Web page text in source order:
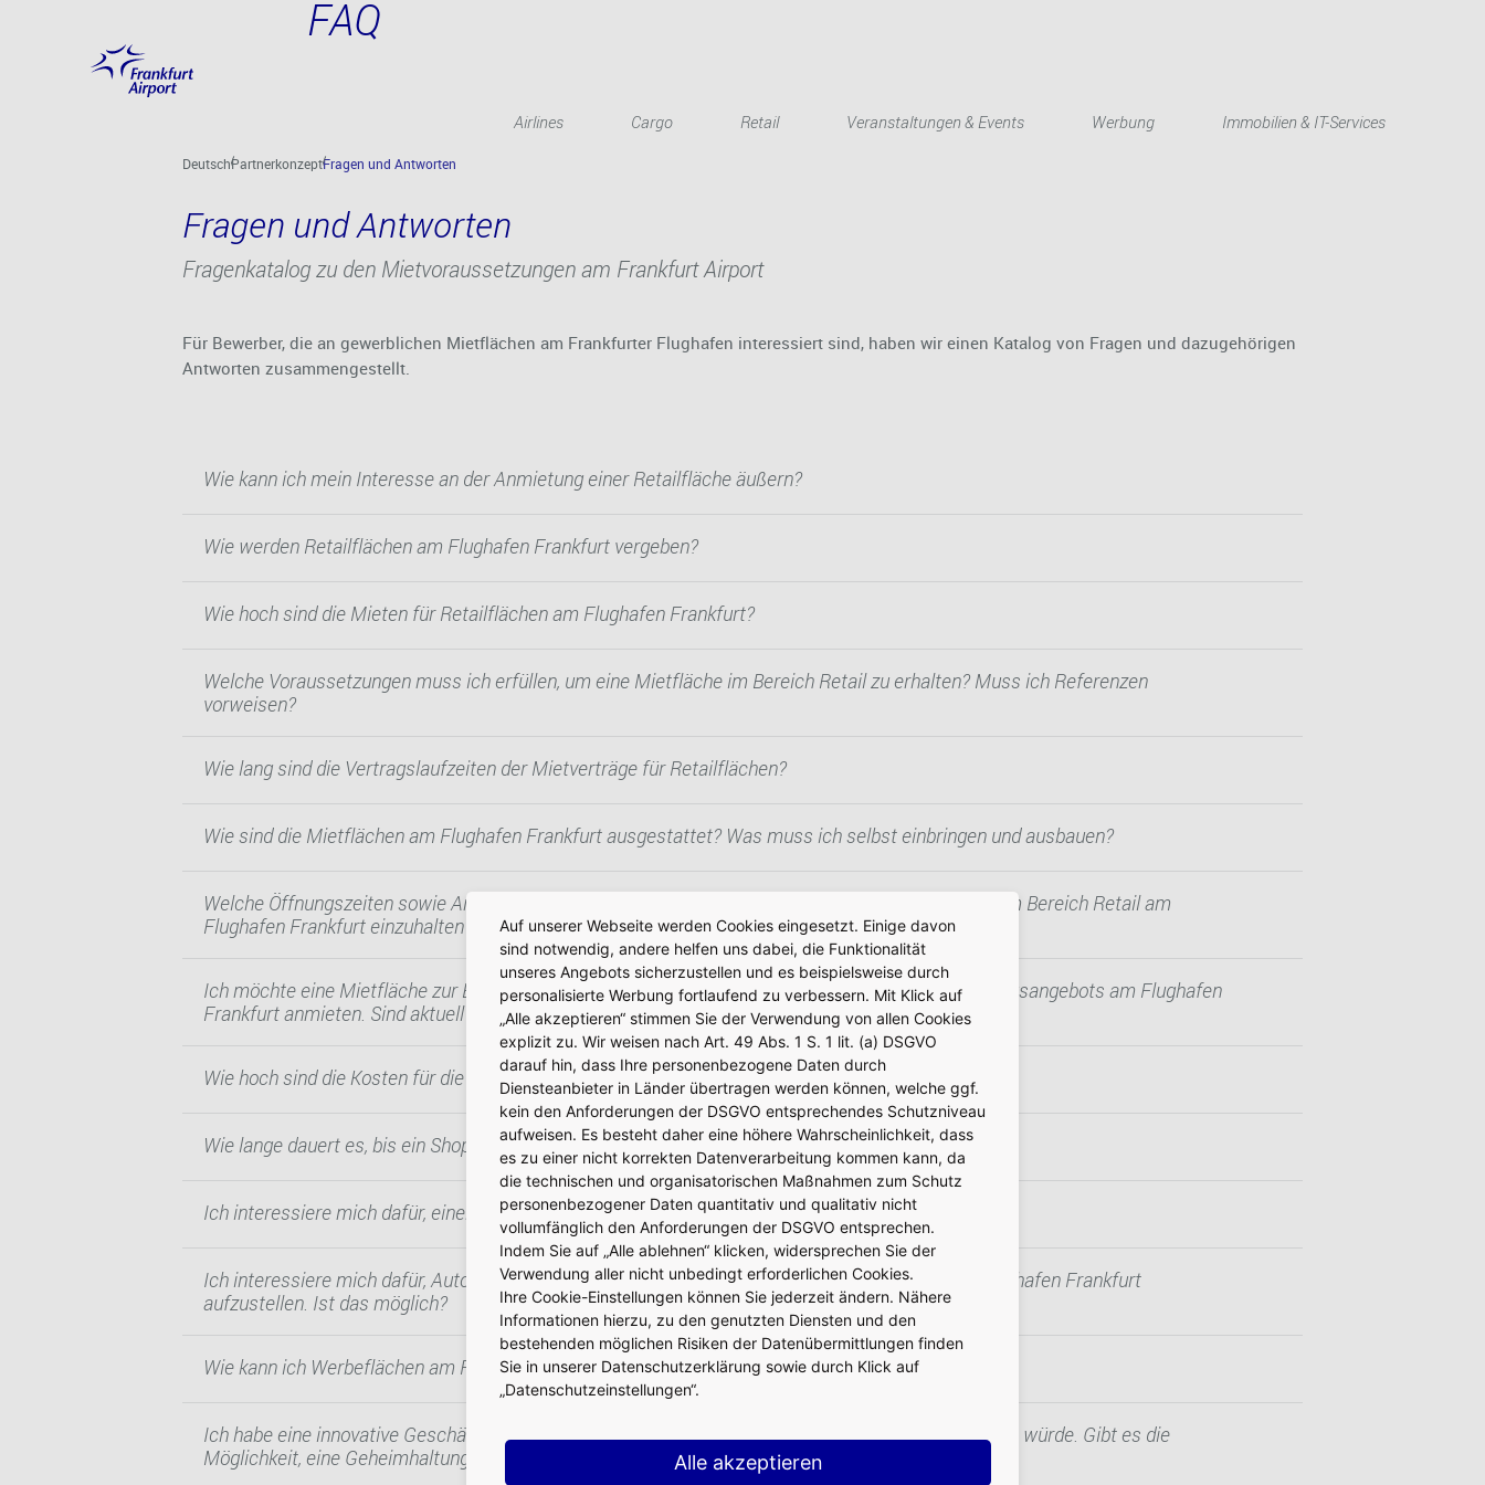
Airlines
Cargo Retail Veranstaltungen & Events Werbung Immobilien & IT-Services
FAQ
DeutschPartnerkonzeptFragen und Antworten
Fragen und Antworten
Fragenkatalog zu den Mietvoraussetzungen am Frankfurt Airport
Für Bewerber, die an gewerblichen Mietflächen am Frankfurter Flughafen interessiert sind, haben wir einen Katalog von Fragen und dazugehörigen
Antworten zusammengestellt.
Wie kann ich mein Interesse an der Anmietung einer Retailfläche äußern?
Wie werden Retailflächen am Flughafen Frankfurt vergeben?
Wie hoch sind die Mieten für Retailflächen am Flughafen Frankfurt?
Welche Voraussetzungen muss ich erfüllen, um eine Mietfläche im Bereich Retail zu erhalten? Muss ich Referenzen
vorweisen?
Wie lang sind die Vertragslaufzeiten der Mietverträge für Retailflächen?
Wie sind die Mietflächen am Flughafen Frankfurt ausgestattet? Was muss ich selbst einbringen und ausbauen?
Welche Öffnungszeiten sowie Anforderungen an die Betreiber und das Personal in den Shops sind im Bereich Retail am
Flughafen Frankfurt einzuhalten?
Ich möchte eine Mietfläche zur Eröffnung eines Shops, einer Gastronomie oder eines Dienstleistungsangebots am Flughafen
Frankfurt anmieten. Sind aktuell Mietflächen verfügbar?
Wie hoch sind die Kosten für die Mietfläche, die zusätzlich zur Miete anfallen?
Wie lange dauert es, bis ein Shop eröffnen kann?
Ich interessiere mich dafür, einen Pop-up-Shop zu betreiben. Ist das möglich?
Ich interessiere mich dafür, Automaten (Snacks, Getränke, Konsumartikel, Spielautomaten) am Flughafen Frankfurt
aufzustellen. Ist das möglich?
Wie kann ich Werbeflächen am Flughafen Frankfurt anmieten?
Ich habe eine innovative Geschäfts- und Konzeptidee, die ich gerne am Flughafen Frankfurt anbieten würde. Gibt es die
Möglichkeit, eine Geheimhaltungserklärung zu vereinbaren?
Auf unserer Webseite werden Cookies eingesetzt. Einige davon
sind notwendig, andere helfen uns dabei, die Funktionalität
unseres Angebots sicherzustellen und es beispielsweise durch
personalisierte Werbung fortlaufend zu verbessern. Mit Klick auf
„Alle akzeptieren“ stimmen Sie der Verwendung von allen Cookies
explizit zu. Wir weisen nach Art. 49 Abs. 1 S. 1 lit. (a) DSGVO
darauf hin, dass Ihre personenbezogene Daten durch
Diensteanbieter in Länder übertragen werden können, welche ggf.
kein den Anforderungen der DSGVO entsprechendes Schutzniveau
aufweisen. Es besteht daher eine höhere Wahrscheinlichkeit, dass
es zu einer nicht korrekten Datenverarbeitung kommen kann, da
die technischen und organisatorischen Maßnahmen zum Schutz
personenbezogener Daten quantitativ und qualitativ nicht
vollumfänglich den Anforderungen der DSGVO entsprechen.
Indem Sie auf „Alle ablehnen“ klicken, widersprechen Sie der
Verwendung aller nicht unbedingt erforderlichen Cookies.
Ihre Cookie-Einstellungen können Sie jederzeit ändern. Nähere
Informationen hierzu, zu den genutzten Diensten und den
bestehenden möglichen Risiken der Datenübermittlungen finden
Sie in unserer Datenschutzerklärung sowie durch Klick auf
„Datenschutzeinstellungen“.
Alle akzeptieren